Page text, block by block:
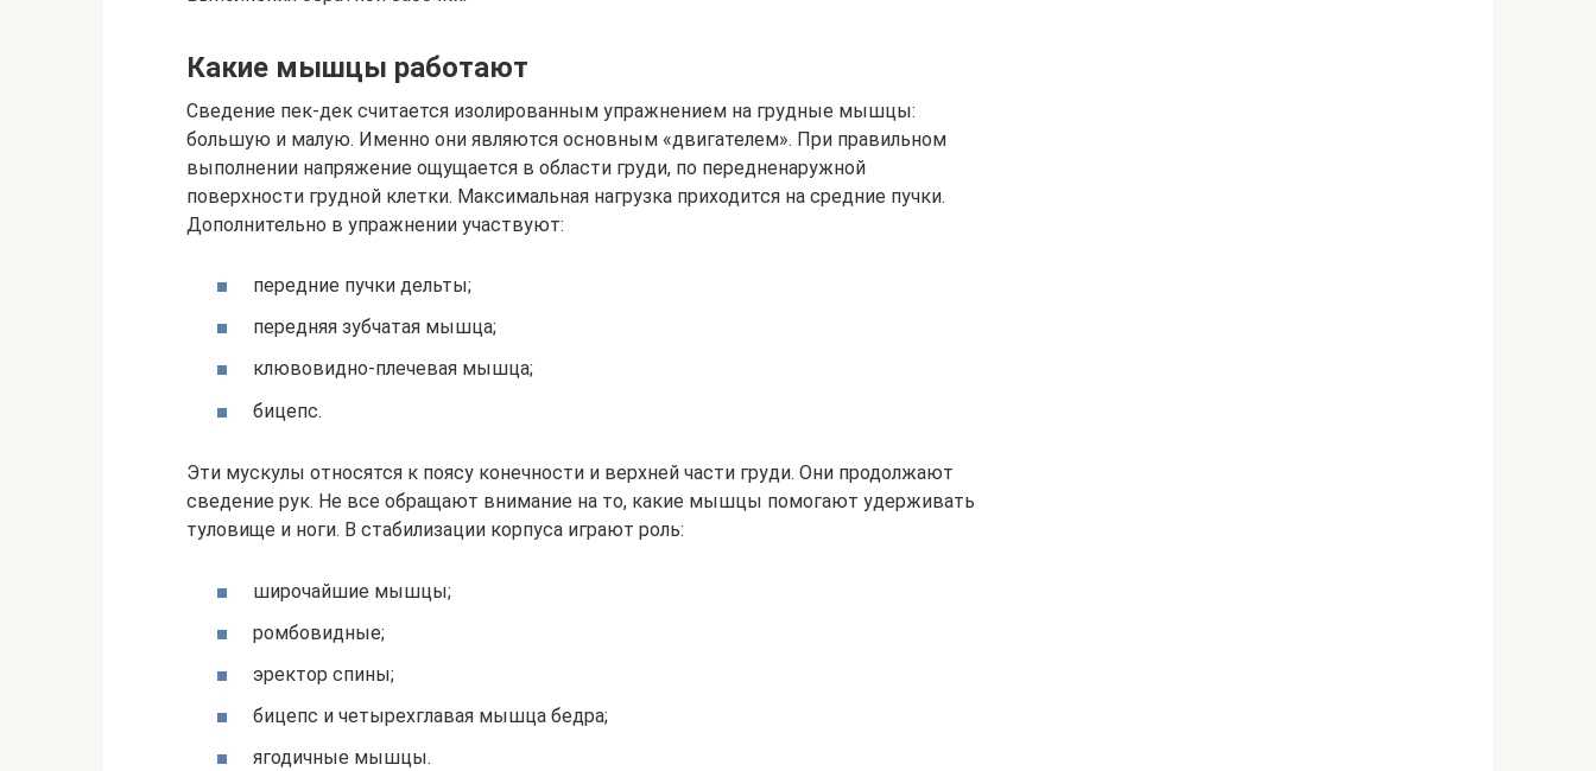
Какие мышцы работают
Сведение пек-дек считается изолированным упражнением на грудные мышцы:
большую и малую. Именно они являются основным «двигателем». При правильном
выполнении напряжение ощущается в области груди, по передненаружной
поверхности грудной клетки. Максимальная нагрузка приходится на средние пучки.
Дополнительно в упражнении участвуют:
передние пучки дельты;
передняя зубчатая мышца;
клювовидно-плечевая мышца;
бицепс.
Эти мускулы относятся к поясу конечности и верхней части груди. Они продолжают
сведение рук. Не все обращают внимание на то, какие мышцы помогают удерживать
туловище и ноги. В стабилизации корпуса играют роль:
широчайшие мышцы;
ромбовидные;
эректор спины;
бицепс и четырехглавая мышца бедра;
ягодичные мышцы.